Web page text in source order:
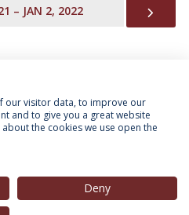
– JAN 2, 2022
our visitor data, to improve our
and to give you a great website
the cookies we use open the
Deny